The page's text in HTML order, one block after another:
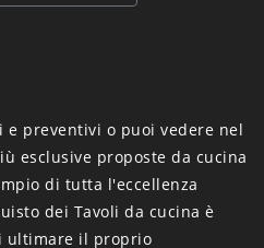
preventivi o puoi vedere nel
esclusive proposte da cucina
di tutta l'eccellenza
dei Tavoli da cucina è
ultimare il proprio